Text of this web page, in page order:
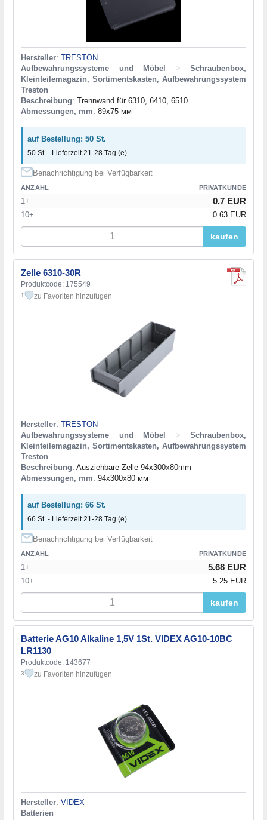
Hersteller: TRESTON
Aufbewahrungssysteme und Möbel
>
Schraubenbox,
Kleinteilemagazin, Sortimentskasten, Aufbewahrungssystem
Treston
Beschreibung: Trennwand für 6310, 6410, 6510
Abmessungen, mm: 89x75 мм
auf Bestellung: 50 St.
50 St. - Lieferzeit 21-28 Tag (e)
Benachrichtigung bei Verfügbarkeit
ANZAHL PRIVATKUNDE
1+ 0.7 EUR
10+ 0.63 EUR
kaufen
Zelle 6310-30R
Produktcode: 175549
1 zu Favoriten hinzufügen
Hersteller: TRESTON
Aufbewahrungssysteme und Möbel
>
Schraubenbox,
Kleinteilemagazin, Sortimentskasten, Aufbewahrungssystem
Treston
Beschreibung: Ausziehbare Zelle 94x300x80mm
Abmessungen, mm: 94x300x80 мм
auf Bestellung: 66 St.
66 St. - Lieferzeit 21-28 Tag (e)
Benachrichtigung bei Verfügbarkeit
ANZAHL PRIVATKUNDE
1+ 5.68 EUR
10+ 5.25 EUR
kaufen
Batterie AG10 Alkaline 1,5V 1St. VIDEX AG10-10BC
LR1130
Produktcode: 143677
3 zu Favoriten hinzufügen
Hersteller: VIDEX
Batterien